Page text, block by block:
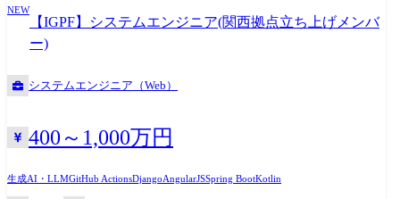
るメンバーがたくさん在籍しているので活気溢れる 部署になっておりま
す。 ※職務内容変更の可能性:有 ※変更の範囲:会社の定める業務 ＜仕事
内容＞ 多種多様なお客様の開発現場でプロジェクトの見積りや開発計画
向けてマネージメントを行っていただきます。 お客様や他部署との調
ョンです。 これまでのマネージメント経験や、リーダーシップ能力、コ
ミュニケーション能力、問題解決力を存分に発揮し、プロジェクトの成
製造/社会インフラ/サービス業など、幅広い業界のお客様の案件に参画い
NEW
【IGPF】システムエンジニア(関西拠点立ち上げメンバ
ー)
システムエンジニア（Web）
400～1,000万円
生成AI・LLMGitHub ActionsDjangoAngularJSSpring BootKotlin